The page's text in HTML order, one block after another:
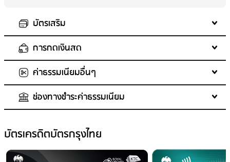
บัตรเสริม
อายุผู้สมัครบัตรเสริม
อายุต่ำกว่า 20 ปีบริบูรณ์ ต้องมีหนังสือยินยอมจากบิดา/มารดา/ผู้แทน
โดยชอบธรรม เว้นแต่เป็นบุตรของผู้ถือบัตรหลัก
จำนวนบัตรเสริมสูงสุด: 999
ค่าธรรมเนียมแรกเข้า (บัตรเสริม): ไม่มีค่าธรรมเนียม
ค่าธรรมเนียมปีต่อมา (บัตรเสริม)
ใบที่ 1-2 ไม่มีค่าธรรมเนียม ใบที่ 3 ขึ้นไป 5,000 บาท/บัตร/ปี
การกดเงินสด
ค่าธรรมเนียมเบิกถอนเงินสด
เงื่อนไขการเบิกถอนเงินสด: เริ่มคิดดอกเบี้ยและค่าธรรมเนียมตั้งแต่วัน
ที่ทำรายการ ของยอดเงินที่เบิกถอนแต่ละครั้ง (เบิกถอนไม่ต่ำกว่า 500 บาท
ยอดเงินที่ถอนได้: ขั้นต่ำ 500 บาท และ
100% ของยอดวงเงินคงเหลือขณะนั้น และสูงสุดไม่เกิน 400,000 บาท/วัน
ค่าธรรมเนียมอื่นๆ
ค่าธรรมเนียมออกบัตรใหม่: 200.00 บาท
ค่าธรรมเนียมขอใบแจ้งยอดบัญชี
ต่อรอบบัญชี / ต่อครั้ง ไม่รวมภาษีมูลค่าเพิ่ม 7%
ค่าธรรมเนียมขอตรวจสอบรายการ: 100-300 บาท/ครั้ง
ช่องทางชำระค่าธรรมเนียม
ช่องทางชำระเงินที่ฟรีค่าธรรมเนียม
เคาน์เตอร์ธนาคารกรุงไทย - เช็คผ่านทางไปรษณีย์
ชำระผ่านระบบ Online: ชำระผ่านระบบ Internet / Mobile banking
บัตรเครดิตบัตรกรุงไทย